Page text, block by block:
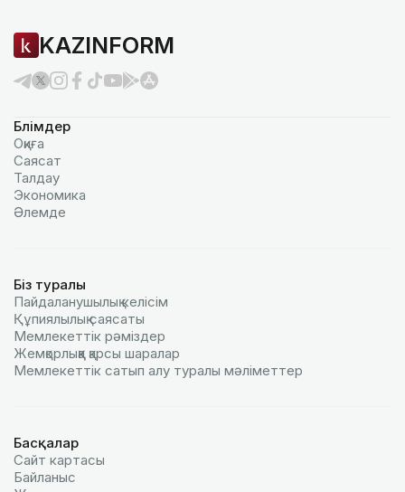
KAZINFORM
Бөлімдер
Оқиға
Саясат
Талдау
Экономика
Әлемде
Біз туралы
Пайдаланушылық келiciм
Құпиялылық саясаты
Мемлекеттік рәміздер
Жемқорлыққа қарсы шаралар
Мемлекеттік сатып алу туралы мәлiметтер
Басқалар
Сайт картасы
Байланыс